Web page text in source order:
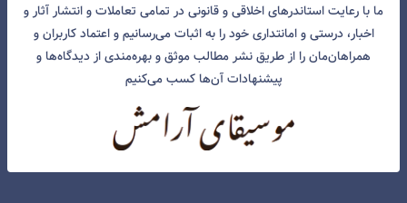
ما با رعایت استاندرهای اخلاقی و قانونی در تمامی تعاملات و انتشار آثار و
اخبار، درستی و امانتداری خود را به اثبات می‌رسانیم و اعتماد کاربران و
همراهان‌مان را از طریق نشر مطالب موثق و بهره‌مندی از دیدگاه‌ها و
پیشنهادات آن‌ها کسب می‌کنیم